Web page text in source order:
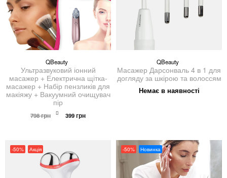
QBeauty
Ультразвуковий іонний
масажер + Електрична щітка-
масажер + Набір пензликів для
макіяжу + Вакуумний очищувач
пір
798грн
Оригінальна
399грнПоточна
QBeauty
Масажер Дарсонваль 4 в 1 для
догляду за шкірою та волоссям
Немає в наявності
-50% Акція -50% Новинка